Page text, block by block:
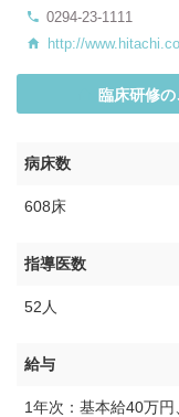
0294-23-1111
http://
臨床研修
病床数
608床
指導医数
52人
給与
1年次：基本給40万